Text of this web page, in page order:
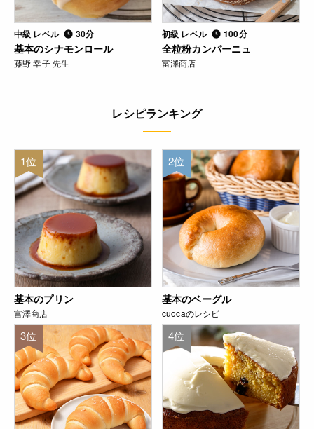
中級 レベル 30分
基本のシナモンロール
藤野 幸子 先生
初級 レベル 100分
全粒粉カンパーニュ
富澤商店
レシピランキング
1位
基本のプリン
富澤商店
2位
基本のベーグル
cuocaのレシピ
3位 4位